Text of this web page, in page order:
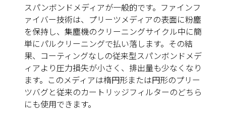
スパンボンドメディアが一般的です。ファインフ
ァイバー技術は、プリーツメディアの表面に粉塵
を保持し、集塵機のクリーニングサイクル中に簡
単にパルクリーニングで払い落します。その結
果、コーティングなしの従来型スパンボンドメデ
ィアより圧力損失が小さく、排出量も少なくなり
ます。このメディアは楕円形または円形のプリー
ツバグと従来のカートリッジフィルターのどちら
にも使用できます。